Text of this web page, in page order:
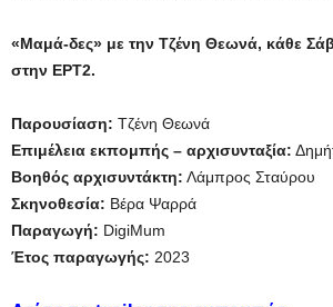
«Μαμά-δες» με την Τζένη Θεωνά, κάθε
στην ΕΡΤ2.
Παρουσίαση: Τζένη Θεωνά
Επιμέλεια εκπομπής – αρχισυνταξία:
Βοηθός αρχισυντάκτη: Λάμπρος Σταύρου
Σκηνοθεσία: Βέρα Ψαρρά
Παραγωγή: DigiMum
Έτος παραγωγής: 2023